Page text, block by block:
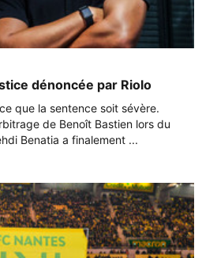
dénoncée par Riolo
que la sentence soit sévère.
de Benoît Bastien lors du
Benatia a finalement ...